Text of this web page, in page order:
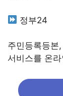
정부24
주민등록등본
서비스를 온